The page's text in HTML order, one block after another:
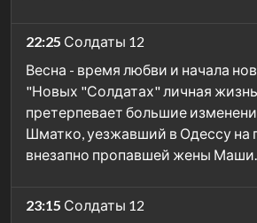
22:25 Солдаты 12
Весна - время любви и начала
"Новых "Солдатах" личная
претерпевает большие
Шматко, уезжавший в Одессу на
внезапно пропавшей жены
23:15 Солдаты 12